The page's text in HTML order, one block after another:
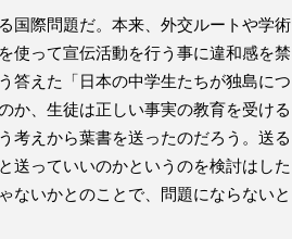
国際問題だ。本来、外交ルートや学術
使って宣伝活動を行う事に違和感を禁
答えた「日本の中学生たちが独島につ
か、生徒は正しい事実の教育を受ける
考えから葉書を送ったのだろう。送る
送っていいのかというのを検討はした
ないかとのことで、問題にならないと